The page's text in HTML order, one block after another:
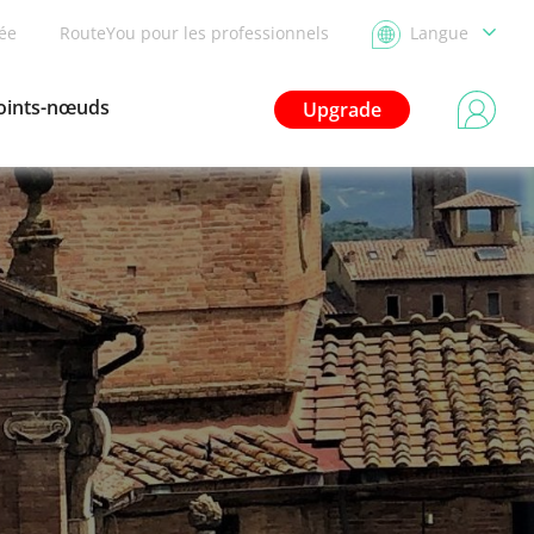
RouteYou pour les professionnels Langue
Upgrade
nœuds